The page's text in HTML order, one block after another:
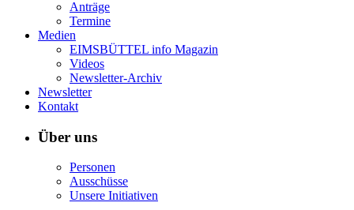
Anträge
Termine
Medien
EIMSBÜTTEL info Magazin
Videos
Newsletter-Archiv
Newsletter
Kontakt
Über uns
Personen
Ausschüsse
Unsere Initiativen